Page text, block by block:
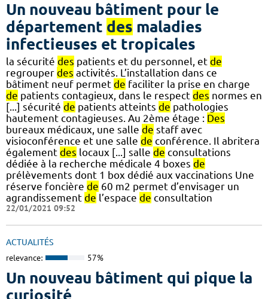
Un nouveau bâtiment pour le
département des maladies
infectieuses et tropicales
la sécurité des patients et du personnel, et de
regrouper des activités. L’installation dans ce
bâtiment neuf permet de faciliter la prise en charge
de patients contagieux, dans le respect des normes en
[...] sécurité de patients atteints de pathologies
hautement contagieuses. Au 2ème étage : Des
bureaux médicaux, une salle de staff avec
visioconférence et une salle de conférence. Il abritera
également des locaux [...] salle de consultations
dédiée à la recherche médicale 4 boxes de
prélèvements dont 1 box dédié aux vaccinations Une
réserve foncière de 60 m2 permet d’envisager un
agrandissement de l’espace de consultation
22/01/2021 09:52
ACTUALITÉS
relevance: 57%
Un nouveau bâtiment qui pique la
curiosité